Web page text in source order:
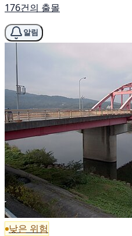
176건의 출몰
알림
낮은 위험